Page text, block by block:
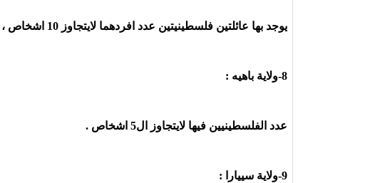
يوجد بها عائلتين فلسطينيتين عدد افردهما لايتجاوز 10 اشخاص ، وفيها لجنة للتضامن مع الشعب الفلسطيني .
8-ولاية باهيه :
عدد الفلسطينيين فيها لايتجاوز ال5 اشخاص .
9-ولاية سييارا :